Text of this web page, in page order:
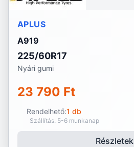
APLUS
A919
225/60R17
Nyári gumi
23 790 Ft
Rendelhető:1 db
Szállítás: 5-6 munkanap
Részletek